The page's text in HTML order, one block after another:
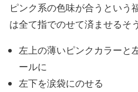
ピンク系の色味が合うという
は全て指でのせて済ませるそう
左上の薄いピンクカラーと
ールに
左下を涙袋にのせる